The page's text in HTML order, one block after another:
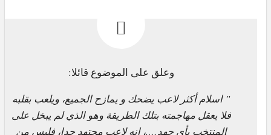
وعلق على الموضوع قائلا:
” اسلام أكثر لاعب يضحك و يمازح الجميع، ويلعب بقلبه
فلا يعقل مهاجمته بتلك الطريقة وهو الذي لم يبخل على
المنتخب بأي جهد….، إنه لاعب مجتهد جدا، فليس من